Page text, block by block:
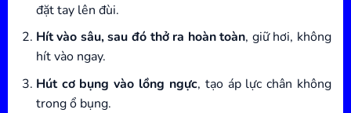
đặt tay lên đùi.
Hít vào sâu, sau đó thở ra hoàn toàn, giữ hơi, không
hít vào ngay.
Hút cơ bụng vào lồng ngực, tạo áp lực chân không
trong ổ bụng.